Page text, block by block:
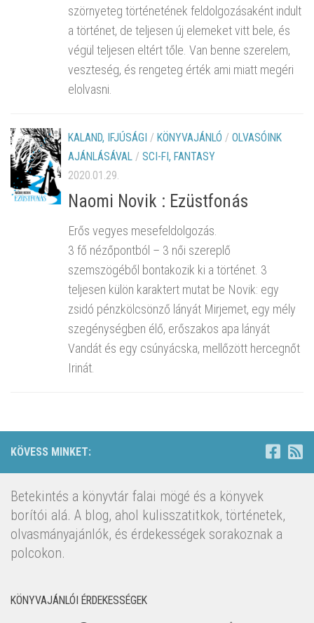
szörnyeteg történetének feldolgozásaként indult
a történet, de teljesen új elemeket vitt bele, és
végül teljesen eltért tőle. Van benne szerelem,
veszteség, és rengeteg érték ami miatt megéri
elolvasni.
KALAND, IFJÚSÁGI / KÖNYVAJÁNLÓ / OLVASÓINK
AJÁNLÁSÁVAL / SCI-FI, FANTASY
2020.01.29.
Naomi Novik : Ezüstfonás
Erős vegyes mesefeldolgozás.
3 fő nézőpontból – 3 női szereplő
szemszögéből bontakozik ki a történet. 3
teljesen külön karaktert mutat be Novik: egy
zsidó pénzkölcsönző lányát Mirjemet, egy mély
szegénységben élő, erőszakos apa lányát
Vandát és egy csúnyácska, mellőzött hercegnőt
Irinát.
KÖVESS MINKET:
Betekintés a könyvtár falai mögé és a könyvek
borítói alá. A blog, ahol kulisszatitkok, történetek,
olvasmányajánlók, és érdekességek sorakoznak a
polcokon.
KÖNYVAJÁNLÓI ÉRDEKESSÉGEK